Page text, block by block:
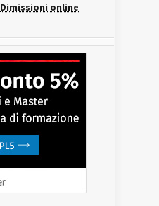
Dimissioni online